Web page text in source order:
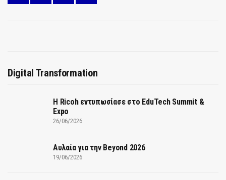
Digital Transformation
Η Ricoh εντυπωσίασε στο EduTech Summit &
Expo
26/06/2026
Αυλαία για την Beyond 2026
19/06/2026